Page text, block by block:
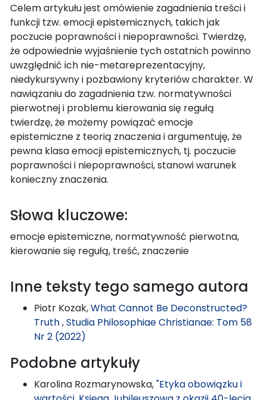
Celem artykułu jest omówienie zagadnienia treści i
funkcji tzw. emocji epistemicznych, takich jak
poczucie poprawności i niepoprawności. Twierdzę,
że odpowiednie wyjaśnienie tych ostatnich powinno
uwzględnić ich nie-metareprezentacyjny,
niedykursywny i pozbawiony kryteriów charakter. W
nawiązaniu do zagadnienia tzw. normatywności
pierwotnej i problemu kierowania się regułą
twierdzę, że możemy powiązać emocje
epistemiczne z teorią znaczenia i argumentuję, że
pewna klasa emocji epistemicznych, tj. poczucie
poprawności i niepoprawności, stanowi warunek
konieczny znaczenia.
Słowa kluczowe:
emocje epistemiczne, normatywność pierwotna,
kierowanie się regułą, treść, znaczenie
Inne teksty tego samego autora
Piotr Kozak,What Cannot Be Deconstructed?
Truth,Studia Philosophiae Christianae: Tom 58
Nr 2 (2022)
Podobne artykuły
Karolina Rozmarynowska,"Etyka obowiązku i